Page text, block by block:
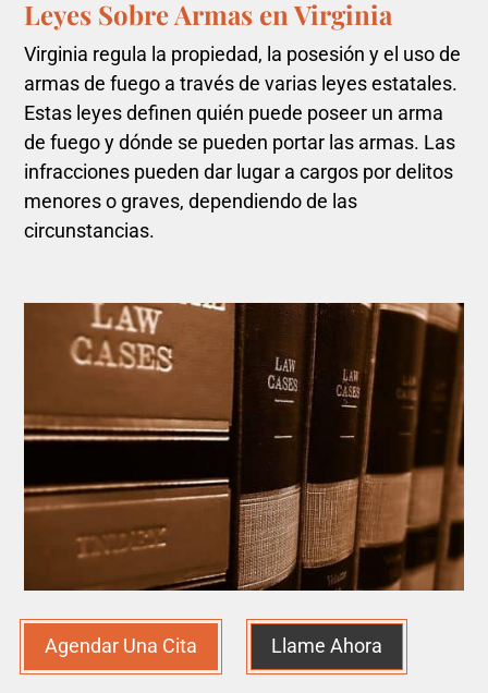
Leyes Sobre Armas en Virginia
Virginia regula la propiedad, la posesión y el uso de
armas de fuego a través de varias leyes estatales.
Estas leyes definen quién puede poseer un arma
de fuego y dónde se pueden portar las armas. Las
infracciones pueden dar lugar a cargos por delitos
menores o graves, dependiendo de las
circunstancias.
Agendar Una Cita Llame Ahora